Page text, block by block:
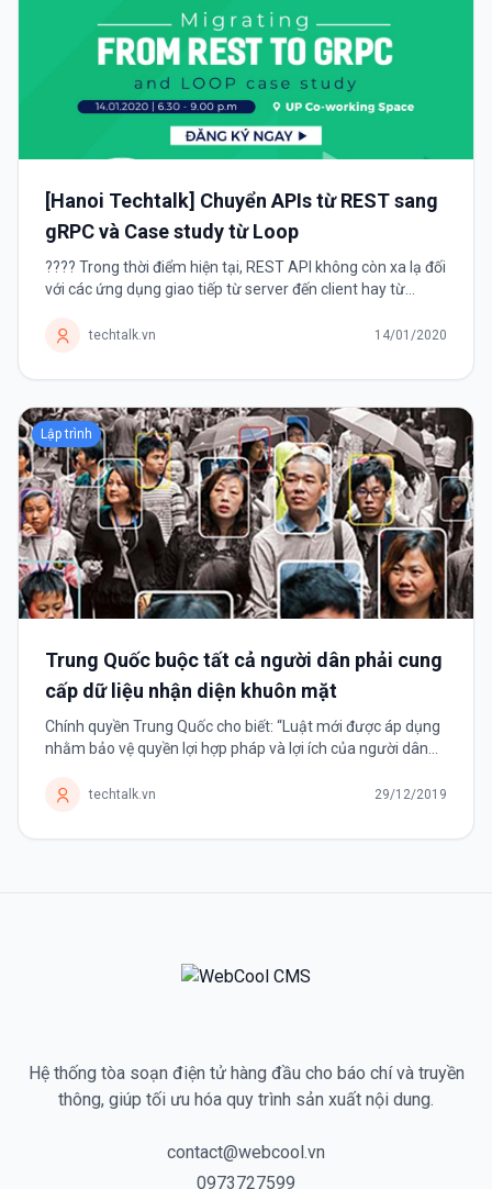
[Hanoi Techtalk] Chuyển APIs từ REST sang
gRPC và Case study từ Loop
???? Trong thời điểm hiện tại, REST API không còn xa lạ đối
với các ứng dụng giao tiếp từ server đến client hay từ
phương thức tạo API với...
techtalk.vn 14/01/2020
Lập trình
Trung Quốc buộc tất cả người dân phải cung
cấp dữ liệu nhận diện khuôn mặt
Chính quyền Trung Quốc cho biết: “Luật mới được áp dụng
nhằm bảo vệ quyền lợi hợp pháp và lợi ích của người dân
Quốc...techtalk.vn 29/12/2019
Hệ thống tòa soạn điện tử hàng đầu cho báo chí và truyền
thông, giúp tối ưu hóa quy trình sản xuất nội dung.
contact@webcool.vn
0973727599